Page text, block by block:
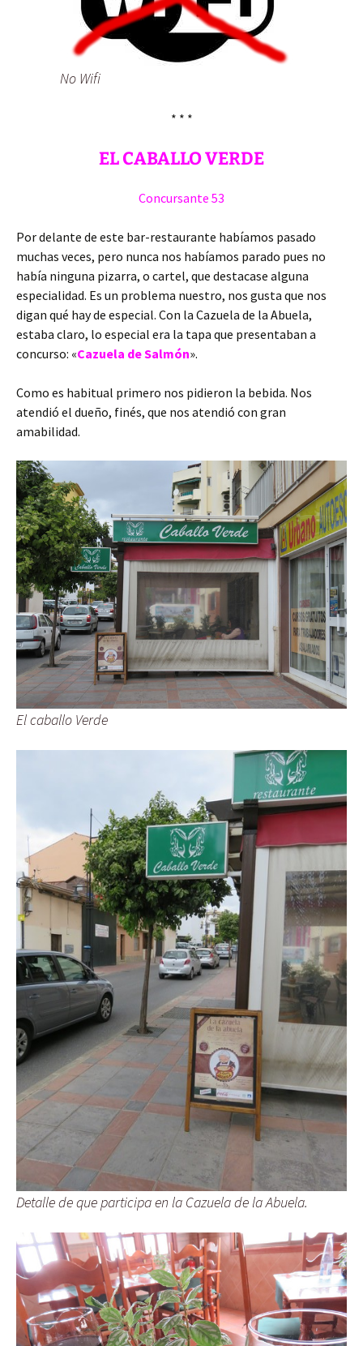
No Wifi
* * *
EL CABALLO VERDE
Concursante 53
Por delante de este bar-restaurante habíamos pasado
muchas veces, pero nunca nos habíamos parado pues no
había ninguna pizarra, o cartel, que destacase alguna
especialidad. Es un problema nuestro, nos gusta que nos
digan qué hay de especial. Con la Cazuela de la Abuela,
estaba claro, lo especial era la tapa que presentaban a
concurso: «Cazuela de Salmón».
Como es habitual primero nos pidieron la bebida. Nos
atendió el dueño, finés, que nos atendió con gran
amabilidad.
El caballo Verde
Detalle de que participa en la Cazuela de la Abuela.